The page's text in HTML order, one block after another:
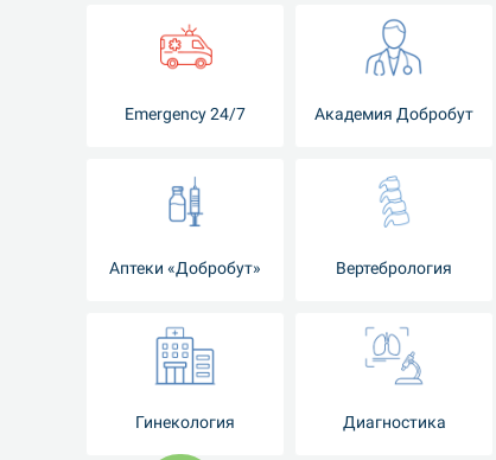
Emergency 24/7 Академия Добробут
Аптеки «Добробут» Вертебрология
Гинекология Диагностика